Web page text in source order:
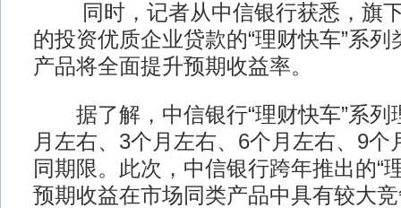
同时，记者从中信银行获悉，旗下
的投资优质企业贷款的“理财快车”系
产品将全面提升预期收益率。
据了解，中信银行“理财快车”系列
月左右、3个月左右、6个月左右、9个
同期限。此次，中信银行跨年推出的“
预期收益在市场同类产品中具有较大